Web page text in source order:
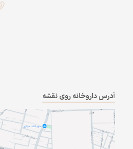
آدرس داروخانه روی نقشه